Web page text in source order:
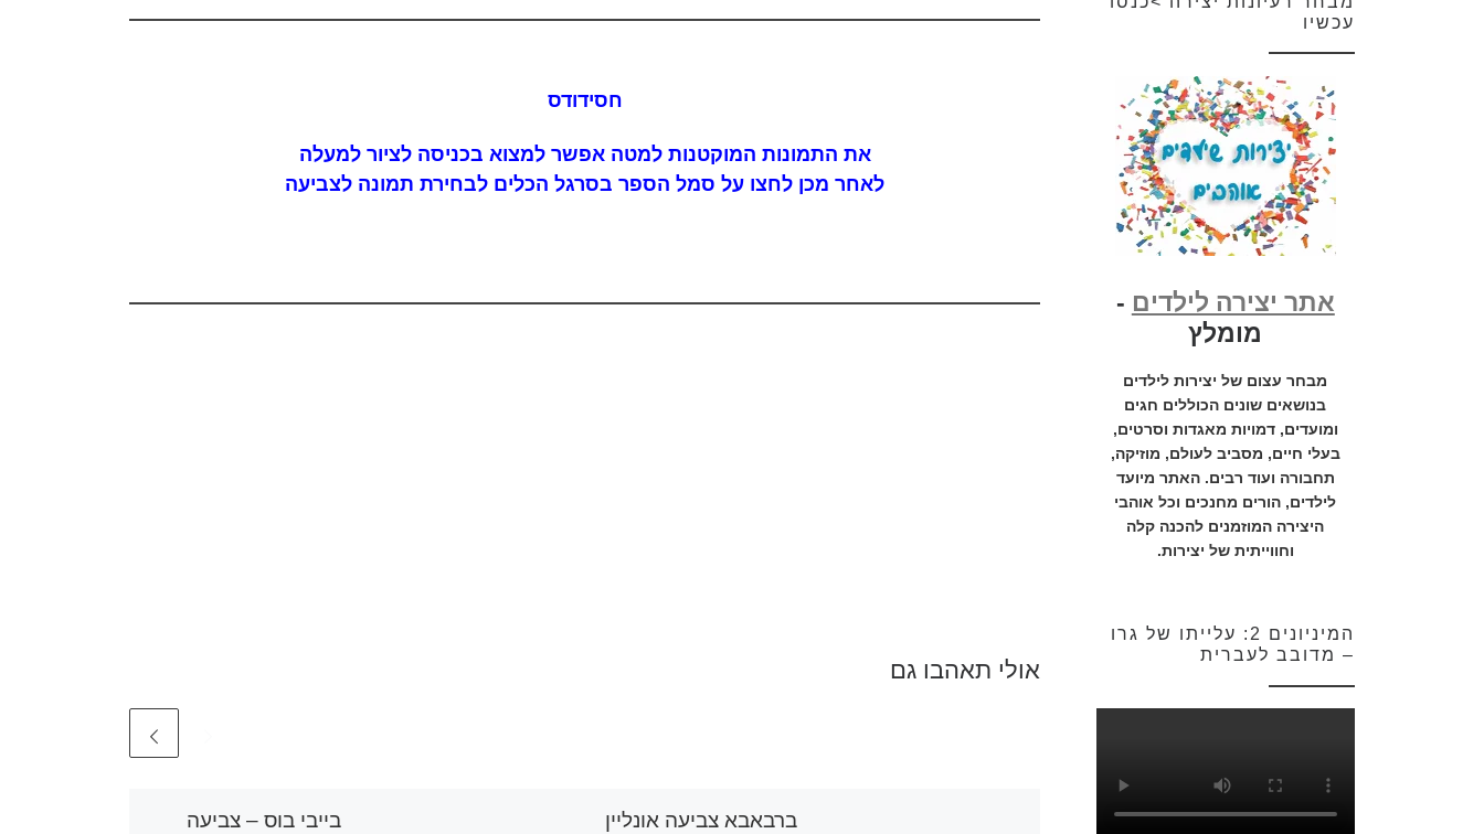
חסידודס
את התמונות המוקטנות למטה אפשר למצוא בכניסה לציור למעלה
לאחר מכן לחצו על סמל הספר בסרגל הכלים לבחירת תמונה לצביעה
אולי תאהבו גם
ברבאבא צביעה אונליין
בייבי בוס – צביעה
עכשיו
אתר יצירה לילדים -
מומלץ
מבחר עצום של יצירות לילדים
בנושאים שונים הכוללים חגים
ומועדים, דמויות מאגדות וסרטים,
בעלי חיים, מסביב לעולם, מוזיקה,
תחבורה ועוד רבים. האתר מיועד
לילדים, הורים מחנכים וכל אוהבי
היצירה המוזמנים להכנה קלה
וחווייתית של יצירות.
המיניונים 2: עלייתו של גרו
– מדובב לעברית